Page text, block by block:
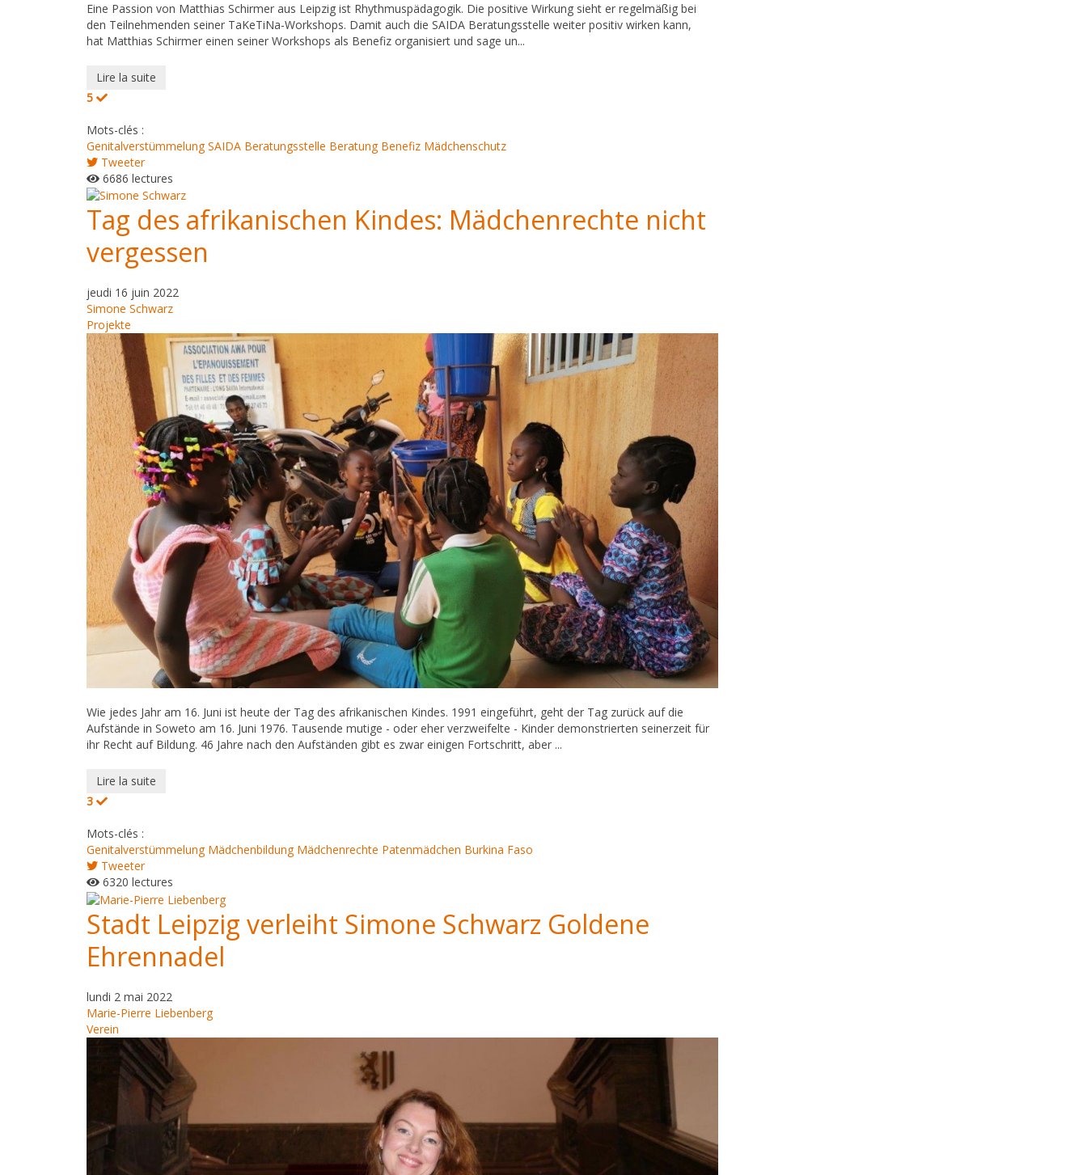
Eine Passion von Matthias Schirmer aus Leipzig ist Rhythmuspädagogik. Die positive Wirkung sieht er regelmäßig bei
den Teilnehmenden seiner TaKeTiNa-Workshops. Damit auch die SAIDA Beratungsstelle weiter positiv wirken kann,
hat Matthias Schirmer einen seiner Workshops als Benefiz organisiert und sage un...
Lire la suite
5
Mots-clés :
Genitalverstümmelung SAIDA Beratungsstelle Beratung Benefiz Mädchenschutz
Tweeter
6686 lectures
Tag des afrikanischen Kindes: Mädchenrechte nicht
vergessen
jeudi 16 juin 2022
Simone Schwarz
Projekte
Wie jedes Jahr am 16. Juni ist heute der Tag des afrikanischen Kindes. 1991 eingeführt, geht der Tag zurück auf die
Aufstände in Soweto am 16. Juni 1976. Tausende mutige - oder eher verzweifelte - Kinder demonstrierten seinerzeit für
ihr Recht auf Bildung. 46 Jahre nach den Aufständen gibt es zwar einigen Fortschritt, aber ...
Lire la suite
3
Mots-clés :
Genitalverstümmelung Mädchenbildung Mädchenrechte Patenmädchen Burkina Faso
Tweeter
6320 lectures
Stadt Leipzig verleiht Simone Schwarz Goldene
Ehrennadel
lundi 2 mai 2022
Marie-Pierre Liebenberg
Verein